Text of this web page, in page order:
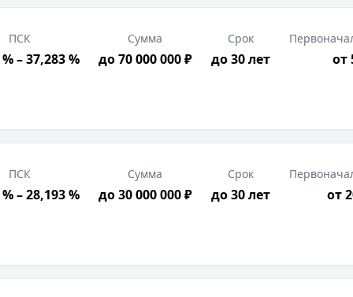
ПСК
– 37,283 %
Сумма
до 70 000 000 ₽
Срок
до 30 лет от
ПСК
– 28,193 %
Сумма
до 30 000 000 ₽
Срок
до 30 лет от